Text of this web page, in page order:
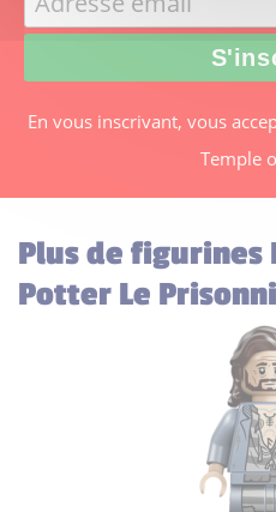
En vous inscrivant, vous
Temple
Plus de figurines
Potter Le